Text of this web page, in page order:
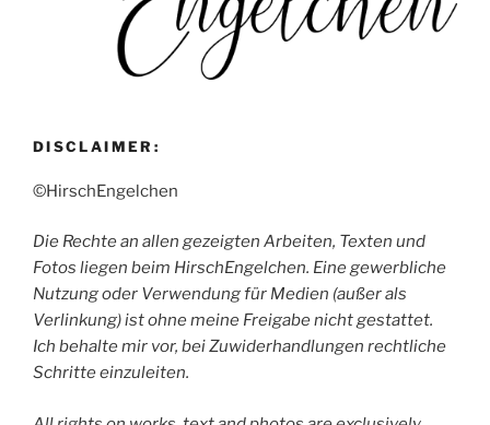
DISCLAIMER:
©HirschEngelchen
Die Rechte an allen gezeigten Arbeiten, Texten und
Fotos liegen beim HirschEngelchen. Eine gewerbliche
Nutzung oder Verwendung für Medien (außer als
Verlinkung) ist ohne meine Freigabe nicht gestattet.
Ich behalte mir vor, bei Zuwiderhandlungen rechtliche
Schritte einzuleiten.